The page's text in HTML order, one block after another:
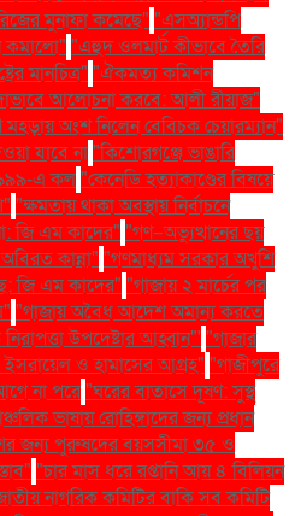
মুনাফা কমেছে" "এসঅ্যান্ডপি
কমালো" "এহুদ ওলমার্ট কীভাবে তৈরি
মানচিত্র" "ঐকমত্য কমিশন
আলোচনা করবে: আলী রীয়াজ"
মহড়ায় অংশ নিলেন বেবিচক চেয়ারম্যান"
যাবে না"কিশোরগঞ্জে ভাঙারি
৯৯৯-এ কল"কেনেডি হত্যাকাণ্ডের বিষয়ে
"ক্ষমতায় থাকা অবস্থায় নির্বাচনে
জি এম কাদের" "গণ–অভ্যুত্থানের ছয়
কান্না" "গণমাধ্যম সরকার অখুশি
জি এম কাদের" "গাজায় ২ মার্চের পর
"গাজায় অবৈধ আদেশ অমান্য করতে
উপদেষ্টার আহ্বান"' "গাজার
ইসরায়েল ও হামাসের আগ্রহ" "গাজীপুরে
না পরে"ঘরের বাতাসে দূষণ: সুস্থ
ভাষায় রোহিঙ্গাদের জন্য প্রধান
জন্য পুরুষদের বয়সসীমা ৩৫ ও
"চার মাস ধরে রপ্তানি আয় ৪ বিলিয়ন
নাগরিক কমিটির বাকি সব কমিটি